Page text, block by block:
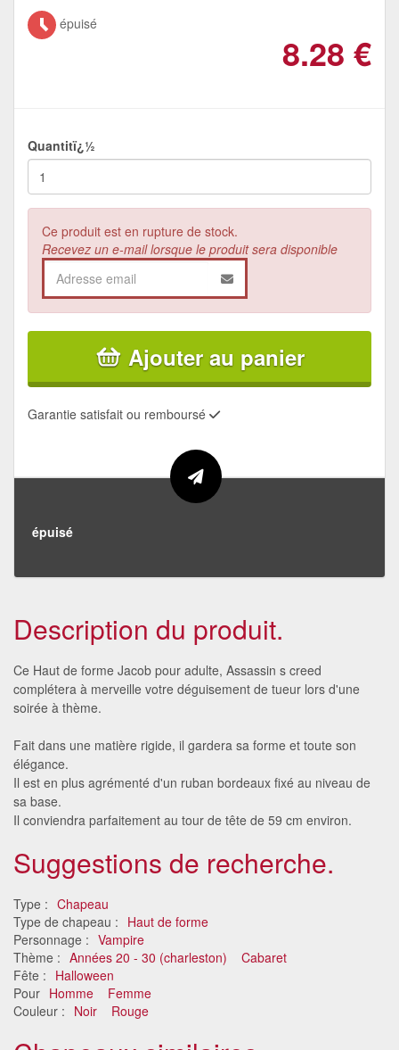
épuisé
8.28 €
Quantitï¿½
Ce produit est en rupture de stock.
Recevez un e-mail lorsque le produit sera disponible
Ajouter au panier
Garantie satisfait ou remboursé
épuisé
Description du produit.
Ce Haut de forme Jacob pour adulte, Assassin s creed
complétera à merveille votre déguisement de tueur lors d'une
soirée à thème.
Fait dans une matière rigide, il gardera sa forme et toute son
élégance.
Il est en plus agrémenté d'un ruban bordeaux fixé au niveau de
sa base.
Il conviendra parfaitement au tour de tête de 59 cm environ.
Suggestions de recherche.
Type : Chapeau
Type de chapeau : Haut de forme
Personnage : Vampire
Thème : Années 20 - 30 (charleston)
Cabaret
Fête : Halloween
Pour Homme
Femme
Couleur : Noir Rouge